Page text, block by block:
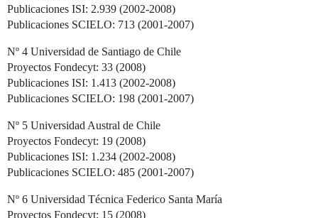
Publicaciones ISI: 2.939 (2002-2008)
Publicaciones SCIELO: 713 (2001-2007)
Nº 4 Universidad de Santiago de Chile
Proyectos Fondecyt: 33 (2008)
Publicaciones ISI: 1.413 (2002-2008)
Publicaciones SCIELO: 198 (2001-2007)
Nº 5 Universidad Austral de Chile
Proyectos Fondecyt: 19 (2008)
Publicaciones ISI: 1.234 (2002-2008)
Publicaciones SCIELO: 485 (2001-2007)
Nº 6 Universidad Técnica Federico Santa María
Proyectos Fondecyt: 15 (2008)